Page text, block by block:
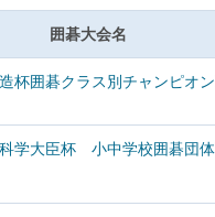
囲碁大会名
杯囲碁クラス別チャンピオ
科学大臣杯 小中学校囲碁団